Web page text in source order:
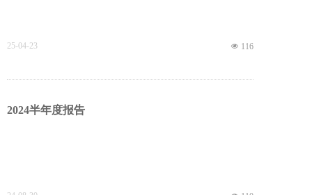
넶 116
25-04-23
2024半年度报告